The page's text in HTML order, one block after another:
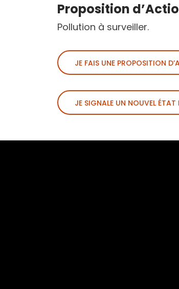
Proposition
Pollution à surveiller.
JE FAIS UNE PROPOSITION
JE SIGNALE UN NOUVEL ÉTAT